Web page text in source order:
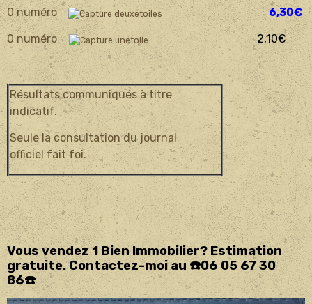
0 numéro
6,30€
0 numéro
2,10€
Résultats communiqués à titre
indicatif.
Seule la consultation du journal
officiel fait foi.
Vous vendez 1 Bien Immobilier? Estimation
gratuite. Contactez-moi au ☎️06 05 67 30
86☎️